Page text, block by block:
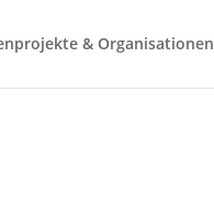
& Organisationen